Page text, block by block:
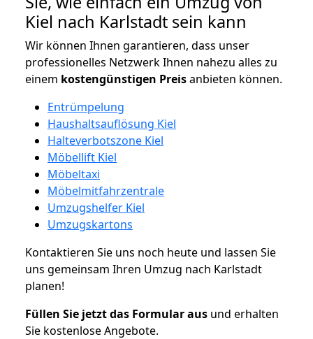
Kiel nach Karlstadt sein kann
Wir können Ihnen garantieren, dass unser
professionelles Netzwerk Ihnen nahezu alles zu
einem kostengünstigen Preisanbieten können.
Entrümpelung
Haushaltsauflösung Kiel
Halteverbotszone Kiel
Möbellift Kiel
Möbeltaxi
Möbelmitfahrzentrale
Umzugshelfer Kiel
Umzugskartons
Kontaktieren Sie uns noch heute und lassen Sie
uns gemeinsam Ihren Umzug nach Karlstadt
planen!
Füllen Sie jetzt das Formular aus und erhalten
Sie kostenlose Angebote.